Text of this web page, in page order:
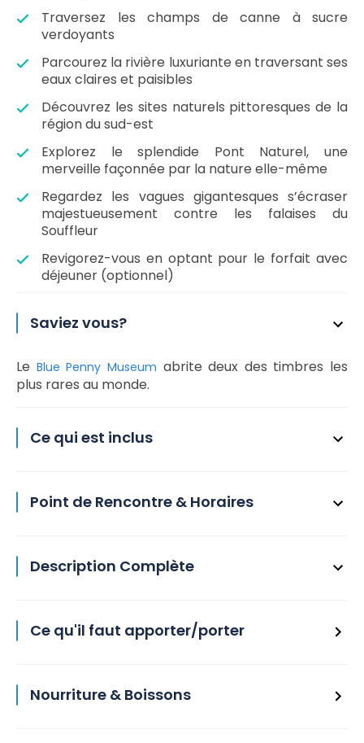
Traversez les champs de canne à sucre
verdoyants
Parcourez la rivière luxuriante en traversant ses
eaux claires et paisibles
Découvrez les sites naturels pittoresques de la
région du sud-est
Explorez le splendide Pont Naturel, une
merveille façonnée par la nature elle-même
Regardez les vagues gigantesques s’écraser
majestueusement contre les falaises du
Souffleur
Revigorez-vous en optant pour le forfait avec
déjeuner (optionnel)
Saviez vous?
Le Blue Penny Museum abrite deux des timbres les
plus rares au monde.
Ce qui est inclus
Point de Rencontre & Horaires
Description Complète
Ce qu'il faut apporter/porter
Nourriture & Boissons